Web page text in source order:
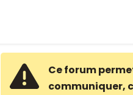
Ce forum
communiquer,